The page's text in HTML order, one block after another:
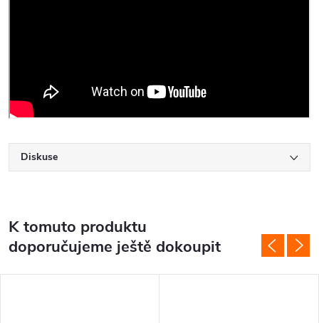
Diskuse
K tomuto produktu
doporučujeme ještě dokoupit